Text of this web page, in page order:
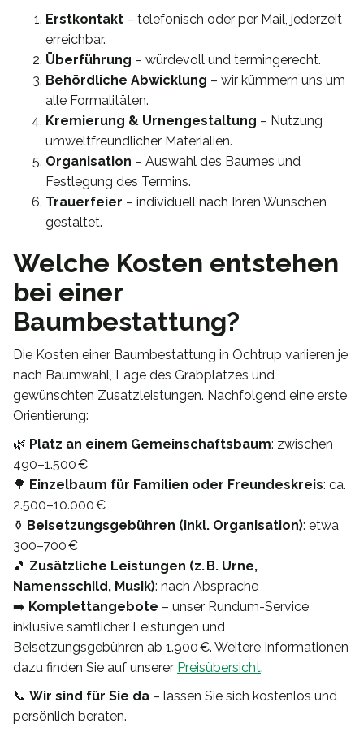
Erstkontakt – telefonisch oder per Mail, jederzeit
erreichbar.
Überführung – würdevoll und termingerecht.
Behördliche Abwicklung – wir kümmern uns um
alle Formalitäten.
Kremierung & Urnengestaltung – Nutzung
umweltfreundlicher Materialien.
Organisation – Auswahl des Baumes und
Festlegung des Termins.
Trauerfeier – individuell nach Ihren Wünschen
gestaltet.
Welche Kosten entstehen
bei einer
Baumbestattung?
Die Kosten einer Baumbestattung in Ochtrup variieren je
nach Baumwahl, Lage des Grabplatzes und
gewünschten Zusatzleistungen. Nachfolgend eine erste
Orientierung:
🌿 Platz an einem Gemeinschaftsbaum: zwischen
490–1.500 €
🌳 Einzelbaum für Familien oder Freundeskreis: ca.
2.500–10.000 €
⚱️ Beisetzungsgebühren (inkl. Organisation): etwa
300–700 €
🎵 Zusätzliche Leistungen (z. B. Urne,
Namensschild, Musik): nach Absprache
➡️ Komplettangebote – unser Rundum-Service
inklusive sämtlicher Leistungen und
Beisetzungsgebühren ab 1.900 €. Weitere Informationen
dazu finden Sie auf unserer Preisübersicht.
📞 Wir sind für Sie da – lassen Sie sich kostenlos und
persönlich beraten.